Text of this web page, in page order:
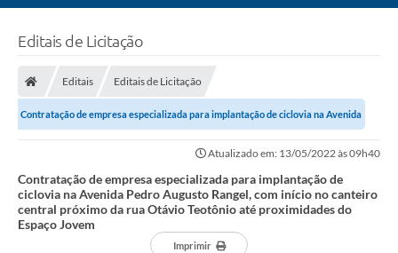
Vagas PAT
Perguntas e Respostas Frequentes
Selo Verde
Editais de Licitação
Editais Editais de Licitação
Contratação de empresa especializada para implantação de ciclovia na Avenida
Atualizado em: 13/05/2022 às 09h40
Contratação de empresa especializada para implantação de
ciclovia na Avenida Pedro Augusto Rangel, com início no canteiro
central próximo da rua Otávio Teotônio até proximidades do
Espaço Jovem
Imprimir